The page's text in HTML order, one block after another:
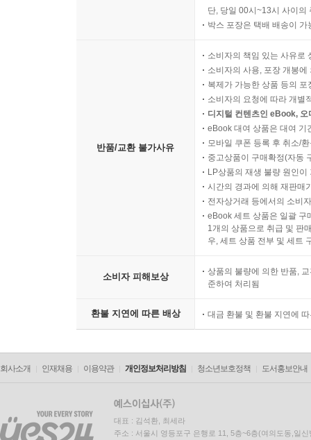
단, 당일 00시~13시 사이의
박스 포장은 택배 배송이
반품/교환 불가사유
소비자의 책임 있는 사유로
소비자의 사용, 포장 개봉
복제가 가능한 상품 등의
소비자의 요청에 따라 개별
디지털 컨텐츠인 eBook,
eBook 대여 상품은 대여 기
모바일 쿠폰 등록 후 취소/
중고상품이 구매확정(자동
LP상품의 재생 불량 원인
시간의 경과에 의해 재판매
전자상거래 등에서의 소비
eBook 세트 상품은 일괄 구
1개의 상품으로 취급 및 판
우, 세트 상품 전부 및 세트
소비자 피해보상
상품의 불량에 의한 반품,
준하여 처리됨
환불 지연에 따른 배상 대금 환불 및 환불 지연에
회사소개 인재채용 이용약관 개인정보처리방침 청소년보호정책 도서홍보안내
대표 : 김석환, 최세라
주소 : 서울시 영등포구 은행로 11, 5층~6층(여의도동,일신